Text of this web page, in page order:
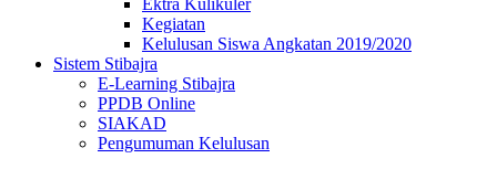
Kegiatan
Kelulusan Siswa Angkatan 2019/2020
Sistem Stibajra
E-Learning Stibajra
PPDB Online
SIAKAD
Pengumuman Kelulusan